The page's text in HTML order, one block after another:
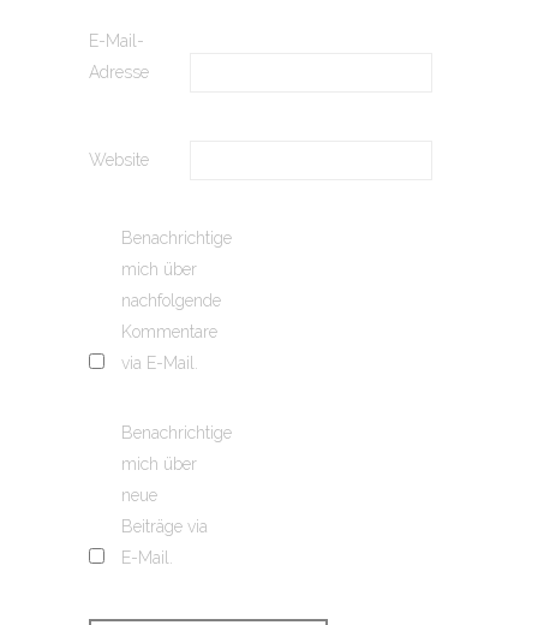
E-Mail-
Adresse
Website
Benachrichtige
mich über
nachfolgende
Kommentare
via E-Mail.
Benachrichtige
mich über
neue
Beiträge via
E-Mail.